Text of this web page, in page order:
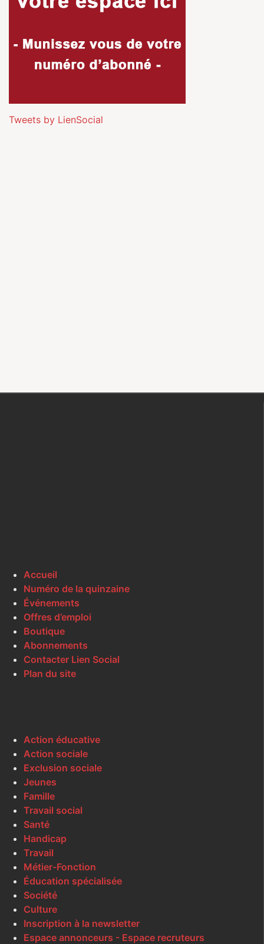
Tweets by LienSocial
Accueil
Numéro de la quinzaine
Événements
Offres d’emploi
Boutique
Abonnements
Contacter Lien Social
Plan du site
Action éducative
Action sociale
Exclusion sociale
Jeunes
Famille
Travail social
Santé
Handicap
Travail
Métier-Fonction
Éducation spécialisée
Société
Culture
Inscription à la newsletter
Espace annonceurs - Espace recruteurs